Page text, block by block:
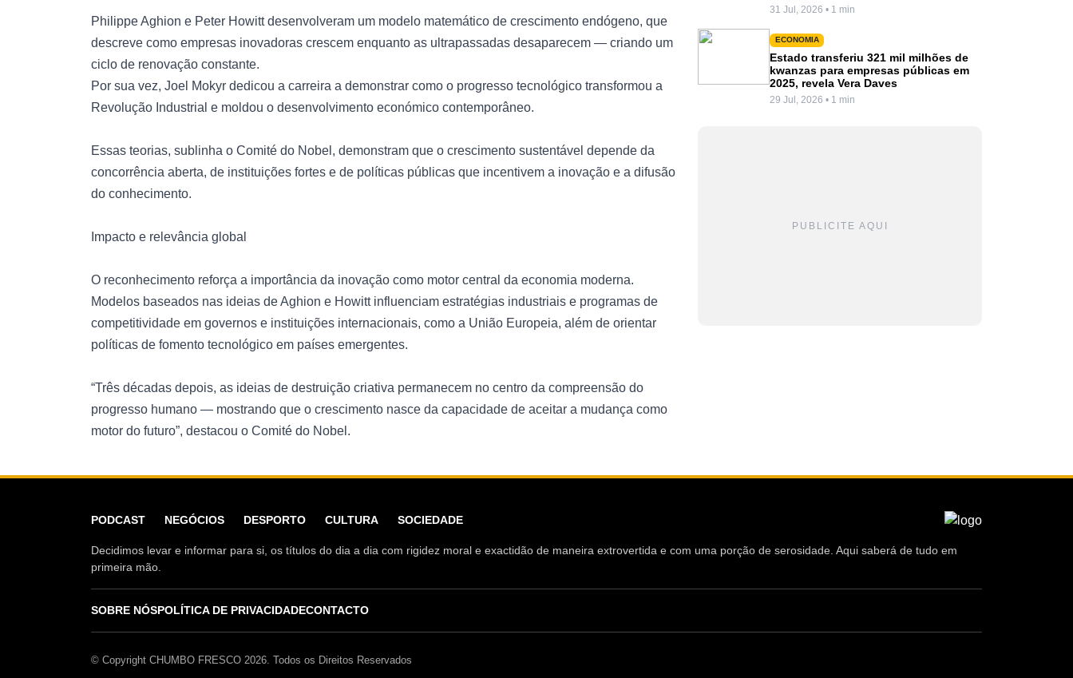
Philippe Aghion e Peter Howitt desenvolveram um modelo matemático de crescimento endógeno, que
descreve como empresas inovadoras crescem enquanto as ultrapassadas desaparecem — criando um
ciclo de renovação constante.
Por sua vez, Joel Mokyr dedicou a carreira a demonstrar como o progresso tecnológico transformou a
Revolução Industrial e moldou o desenvolvimento económico contemporâneo.
Essas teorias, sublinha o Comité do Nobel, demonstram que o crescimento sustentável depende da
concorrência aberta, de instituições fortes e de políticas públicas que incentivem a inovação e a difusão
do conhecimento.
Impacto e relevância global
O reconhecimento reforça a importância da inovação como motor central da economia moderna.
Modelos baseados nas ideias de Aghion e Howitt influenciam estratégias industriais e programas de
competitividade em governos e instituições internacionais, como a União Europeia, além de orientar
políticas de fomento tecnológico em países emergentes.
“Três décadas depois, as ideias de destruição criativa permanecem no centro da compreensão do
progresso humano — mostrando que o crescimento nasce da capacidade de aceitar a mudança como
motor do futuro”, destacou o Comité do Nobel.
31 Jul, 2026 • 1 min
ECONOMIA
Estado transferiu 321 mil milhões de
kwanzas para empresas públicas em
2025, revela Vera Daves
29 Jul, 2026 • 1 min
PUBLICITE AQUI
PODCAST NEGÓCIOS DESPORTO CULTURA SOCIEDADE
Decidimos levar e informar para si, os títulos do dia a dia com rigidez moral e exactidão de maneira extrovertida e com uma porção de serosidade. Aqui saberá de tudo em
primeira mão.
SOBRE NÓSPOLÍTICA DE PRIVACIDADECONTACTO
© Copyright CHUMBO FRESCO 2026. Todos os Direitos Reservados